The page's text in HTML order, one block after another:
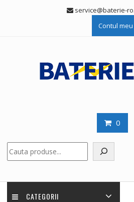
service@baterie-
Contul meu
0
CATEGORII